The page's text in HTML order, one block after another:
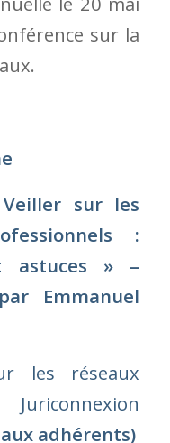
astuces » –
Emmanuel
générale
et en